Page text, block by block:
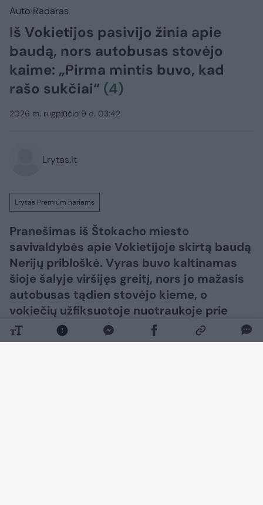
Auto Radaras
Iš Vokietijos pasivijo žinia apie
baudą, nors autobusas stovėjo
kaime: „Pirma mintis buvo, kad
rašo sukčiai“ (4)
2026 m. rugpjūčio 9 d. 03:42
Lrytas.lt
Lrytas Premium nariams
Pranešimas iš Štokacho miesto
savivaldybės apie Vokietijoje skirtą baudą
Nerijų pribloškė. Vyras buvo kaltinamas
šioje šalyje viršijęs greitį, nors jo mažasis
autobusas tądien stovėjo kieme, o
vokiečių užfiksuotoje nuotraukoje prie
vairo sėdėjo niekada nematytas vyras.